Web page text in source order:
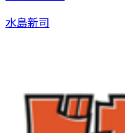
水島新司